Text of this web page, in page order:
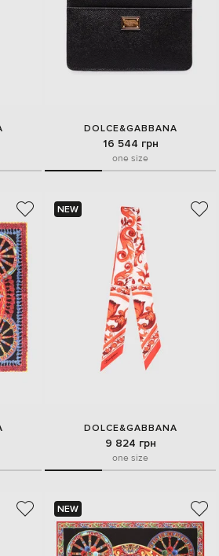
DOLCE&GABBANA
16 544 грн
one size
NEW
DOLCE&GABBANA
9 824 грн
one size
NEW